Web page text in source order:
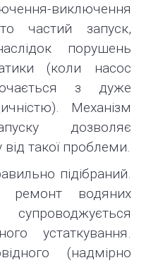
виключення
частий запуск,
порушень
(коли насос
з дуже
Механізм
дозволяє
від такої проблеми.
підібраний.
ремонт водяних
устаткування.
(надмірно